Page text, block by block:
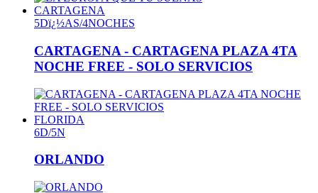
CARTAGENA
5Dï¿½AS/4NOCHES
CARTAGENA - CARTAGENA PLAZA 4TA
NOCHE FREE - SOLO SERVICIOS
FLORIDA
6D/5N
ORLANDO